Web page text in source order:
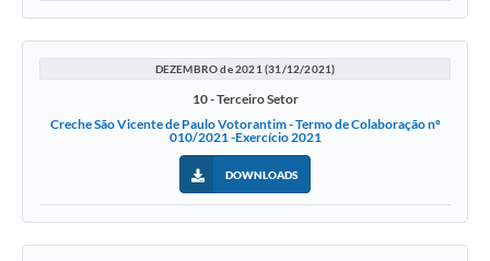
DEZEMBRO de 2021 (31/12/2021)
10 - Terceiro Setor
Creche São Vicente de Paulo Votorantim - Termo de Colaboração nº
010/2021 -Exercício 2021
DOWNLOADS